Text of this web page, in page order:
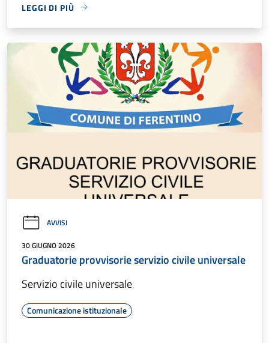
LEGGI DI PIÙ
AVVISI
30 GIUGNO 2026
Graduatorie provvisorie servizio civile universale
Servizio civile universale
Comunicazione istituzionale